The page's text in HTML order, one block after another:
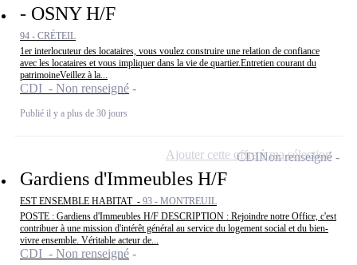
- OSNY H/F
94 - CRÉTEIL
1er interlocuteur des locataires, vous voulez construire une relation de confiance
avec les locataires et vous impliquer dans la vie de quartier.Entretien courant du
patrimoineVeillez à la...
CDI - Non renseigné
Publié il y a plus de 30 jours
Gardiens d'Immeubles H/F
EST ENSEMBLE HABITAT - 93 - MONTREUIL
POSTE : Gardiens d'Immeubles H/F DESCRIPTION : Rejoindre notre Office, c'est
contribuer à une mission d'intérêt général au service du logement social et du bien-
vivre ensemble. Véritable acteur de...
CDI - Non renseigné
CDINon renseigné
Ajouter cette offre à ma sélection